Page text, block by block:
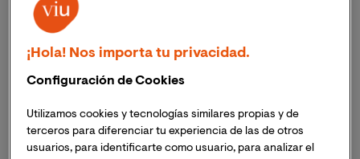
hacer un libro, tenía muy claro lo que quería trasmitir y
lo dividí en tres partes.
quería que la gente me conociera un poco más y
entendiera de dónde vengo, lo que he sufrido y todo lo
que me lo he currado para llegar aquí, que no es solo
suerte.
¡Hola! Nos importa tu privacidad.
Configuración de Cookies
Utilizamos cookies y tecnologías similares propias y de
terceros para diferenciar tu experiencia de las de otros
usuarios, para identificarte como usuario, para analizar el